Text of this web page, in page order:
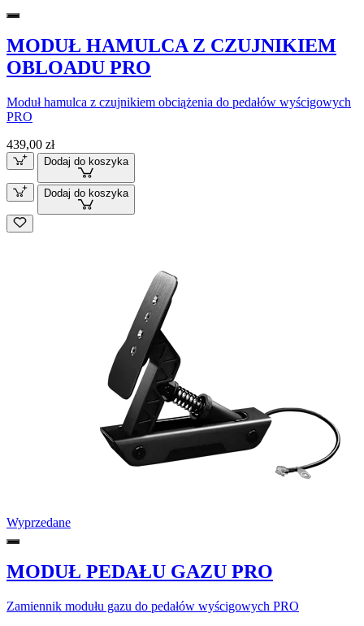
MODUŁ HAMULCA Z CZUJNIKIEM
OBLOADU PRO
Moduł hamulca z czujnikiem obciążenia do pedałów wyścigowych
PRO
439,00 zł
Dodaj do koszyka
Dodaj do koszyka
Wyprzedane
MODUŁ PEDAŁU GAZU PRO
Zamiennik modułu gazu do pedałów wyścigowych PRO